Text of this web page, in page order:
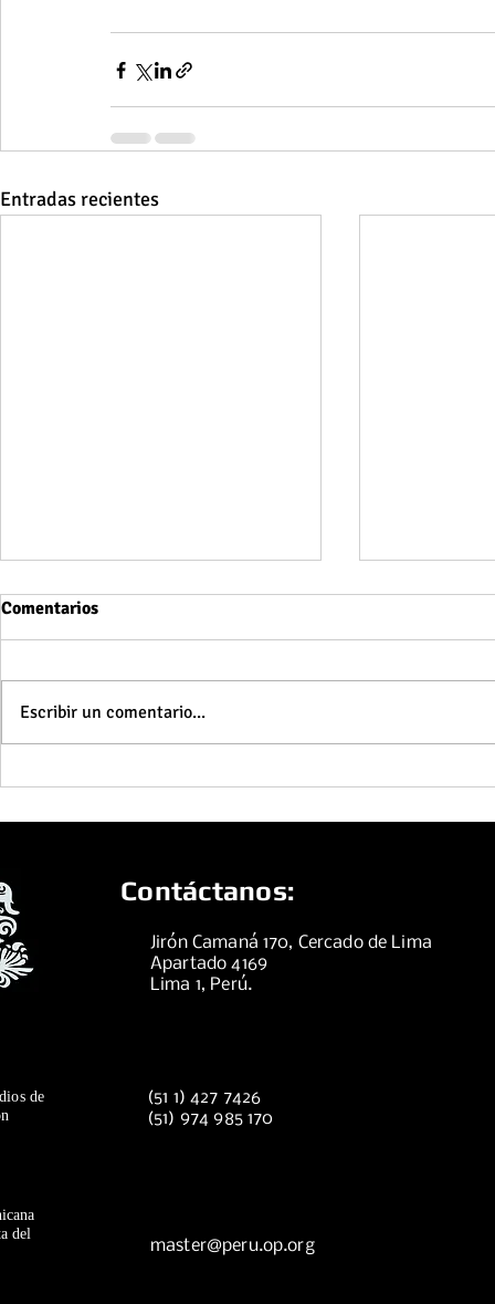
Entradas recientes
Comentarios
Escribir un comentario...
Contáctanos:
Jirón Camaná 170, Cercado de Lima
Apartado 4169
Lima 1, Perú.
de
(51 1) 427 7426
(51) 974 985 170
del
master@peru.op.org